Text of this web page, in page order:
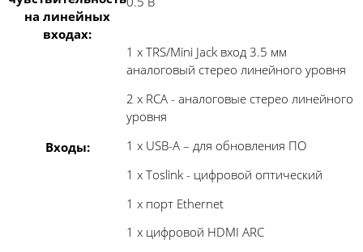
на линейных
входах:
Входы:
1 х TRS/Mini Jack вход 3.5 мм
аналоговый стерео линейного уровня
2 х RCA - аналоговые стерео линейного
уровня
1 х USB-A – для обновления ПО
1 х Toslink - цифровой оптический
1 х порт Ethernet
1 х цифровой HDMI ARC